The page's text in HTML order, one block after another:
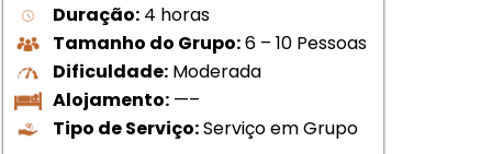
Duração: 4 horas
Tamanho do Grupo:6 – 10 Pessoas
Dificuldade: Moderada
Alojamento: —–
Tipo de Serviço:Serviço em Grupo